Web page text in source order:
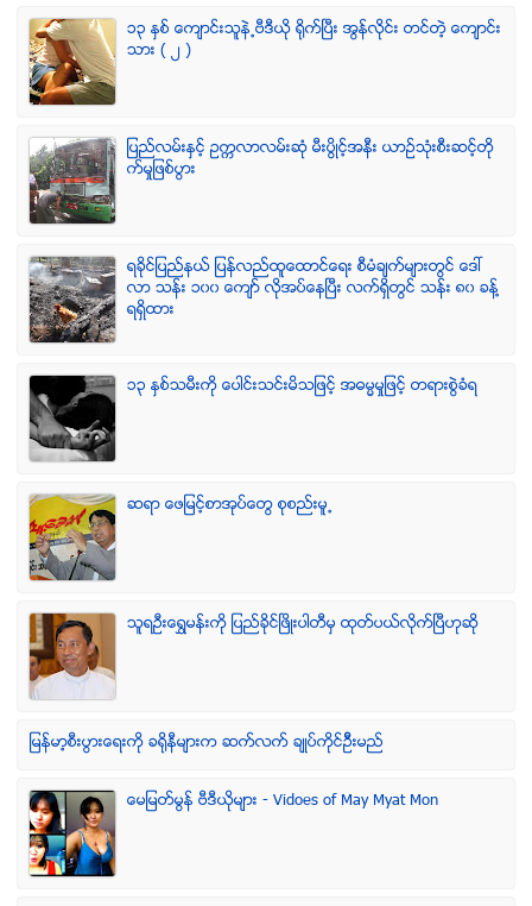
၁၃ ႏွစ္ ေက်ာင္းသူနဲ႕ဗီဒီယို ရိုက္ျပီး အြန္လိုင္း တင္တဲ့ ေက်ာင္း
သား ( ၂ )
ျပည္လမ္းႏွင့္ ဥကၠလာလမ္းဆုံ မီးပြိဳင့္အနီး ယာဥ္သုံးစီးဆင့္တို
က္မႈျဖစ္ပြား
ရခုိင္ျပည္နယ္ ျပန္လည္ထူေထာင္ေရး စီမံခ်က္မ်ားတြင္ ေဒၚ
လာ သန္း ၁၀၀ ေက်ာ္ လုိအပ္ေနၿပီး လက္ရွိတြင္ သန္း ၈၀ ခန္႔
ရရွိထား
၁၃ ႏွစ္သမီးကို ေပါင္းသင္းမိသျဖင့္ အဓမၼမႈျဖင့္ တရားစြဲခံရ
ဆရာ ေဖျမင့္စာအုပ္ေတြ စုစည္းမူ႕
သူရဦးေရႊမန္းကို ျပည္ခိုင္ျဖိဳးပါတီမွ ထုတ္ပယ္လိုက္ျပီဟုဆို
ျမန္မာ့စီးပြားေရးကို ခရိုနီမ်ားက ဆက္လက္ ခ်ဳပ္ကိုင္ဥိီးမည္
ေမျမတ္မြန္ ဗီဒီယုိမ်ား - Vidoes of May Myat Mon